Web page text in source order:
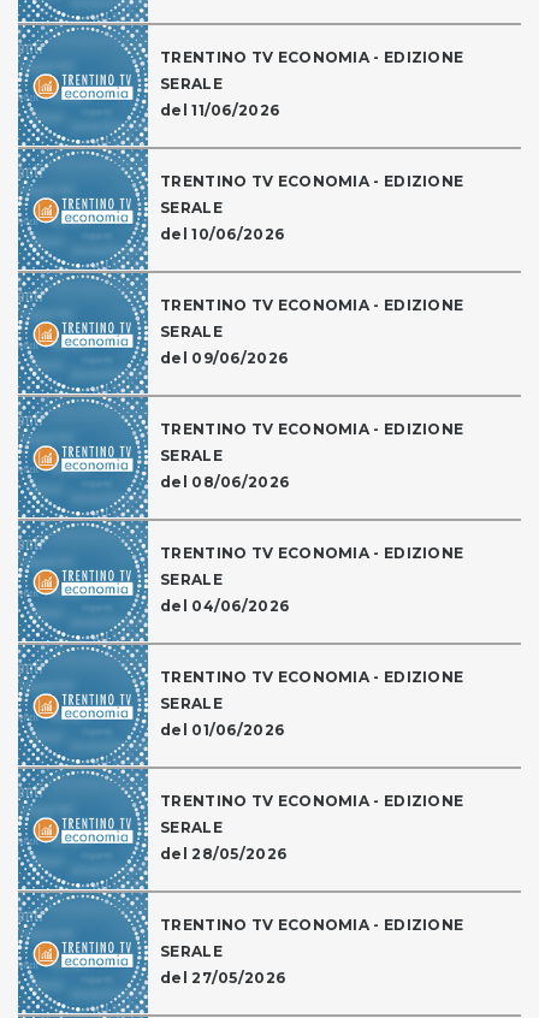
TRENTINO TV ECONOMIA - EDIZIONE
SERALE
del 11/06/2026
TRENTINO TV ECONOMIA - EDIZIONE
SERALE
del 10/06/2026
TRENTINO TV ECONOMIA - EDIZIONE
SERALE
del 09/06/2026
TRENTINO TV ECONOMIA - EDIZIONE
SERALE
del 08/06/2026
TRENTINO TV ECONOMIA - EDIZIONE
SERALE
del 04/06/2026
TRENTINO TV ECONOMIA - EDIZIONE
SERALE
del 01/06/2026
TRENTINO TV ECONOMIA - EDIZIONE
SERALE
del 28/05/2026
TRENTINO TV ECONOMIA - EDIZIONE
SERALE
del 27/05/2026